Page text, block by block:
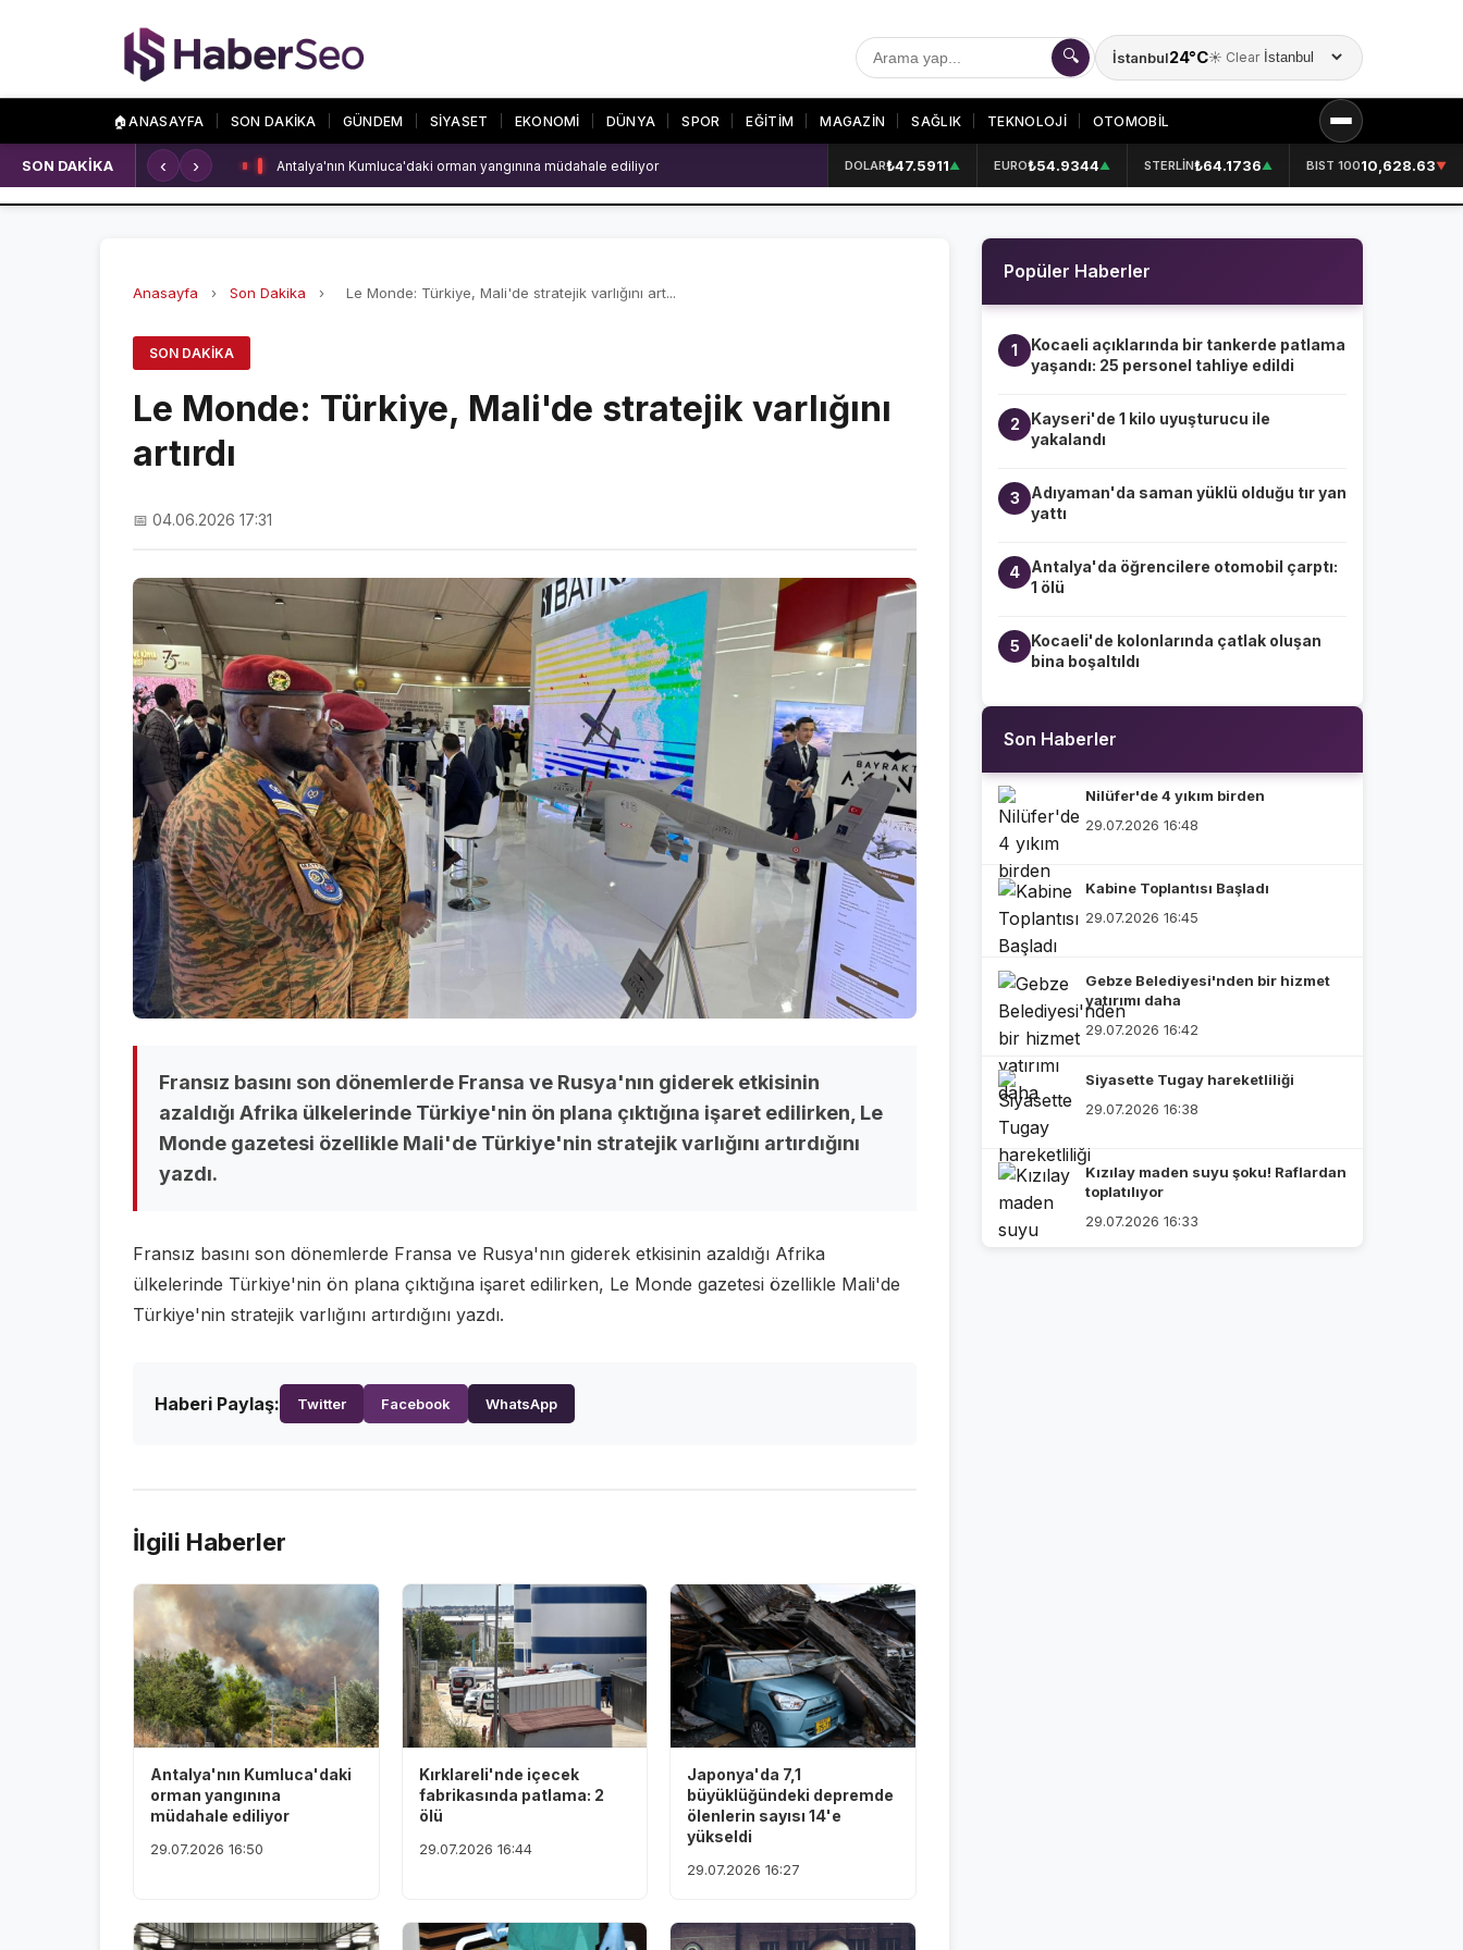
🔍 İstanbul24°C☀️ Clear
Şehir seçin
🏠ANASAYFA SON DAKİKA GÜNDEM SİYASET EKONOMİ DÜNYA SPOR EĞİTİM MAGAZİN SAĞLIK TEKNOLOJİ OTOMOBİL
SPOR
GALATASARAY
BEŞİKTAŞ
ÖZEL SAYFALAR
ASTROLOJİ
NÖBETÇİ ECZANELER
SON DAKİKA
VİDEO GALERİ
GALERİLER KURUMSAL
SON DAKİKA ‹ › Kırklareli'nde içecek fabrikasında patlama: 2 ölü DOLAR₺47.5911▲ EURO₺54.9344▲ STERLİN₺64.1736▲ BIST 10010,628.63▼
Anasayfa › Son Dakika › Le Monde: Türkiye, Mali'de stratejik varlığını art...
SON DAKIKA
Le Monde: Türkiye, Mali'de stratejik varlığını
artırdı
📅 04.06.2026 17:31
Fransız basını son dönemlerde Fransa ve Rusya'nın giderek etkisinin
azaldığı Afrika ülkelerinde Türkiye'nin ön plana çıktığına işaret edilirken, Le
Monde gazetesi özellikle Mali'de Türkiye'nin stratejik varlığını artırdığını
yazdı.
Fransız basını son dönemlerde Fransa ve Rusya'nın giderek etkisinin azaldığı Afrika
ülkelerinde Türkiye'nin ön plana çıktığına işaret edilirken, Le Monde gazetesi özellikle Mali'de
Türkiye'nin stratejik varlığını artırdığını yazdı.
Haberi Paylaş: Twitter Facebook WhatsApp
İlgili Haberler
Antalya'nın Kumluca'daki
orman yangınına
müdahale ediliyor
29.07.2026 16:50
Kırklareli'nde içecek
fabrikasında patlama: 2
ölü
29.07.2026 16:44
Japonya'da 7,1
büyüklüğündeki depremde
ölenlerin sayısı 14'e
yükseldi
29.07.2026 16:27
Popüler Haberler
1
Kocaeli açıklarında bir tankerde patlama
yaşandı: 25 personel tahliye edildi
2
Kayseri'de 1 kilo uyuşturucu ile
yakalandı
3
Adıyaman'da saman yüklü olduğu tır yan
yattı
4
Antalya'da öğrencilere otomobil çarptı:
1 ölü
5
Kocaeli'de kolonlarında çatlak oluşan
bina boşaltıldı
Son Haberler
Nilüfer'de 4 yıkım birden
29.07.2026 16:48
Kabine Toplantısı Başladı
29.07.2026 16:45
Gebze Belediyesi'nden bir hizmet
yatırımı daha
29.07.2026 16:42
Siyasette Tugay hareketliliği
29.07.2026 16:38
Kızılay maden suyu şoku! Raflardan
toplatılıyor
29.07.2026 16:33